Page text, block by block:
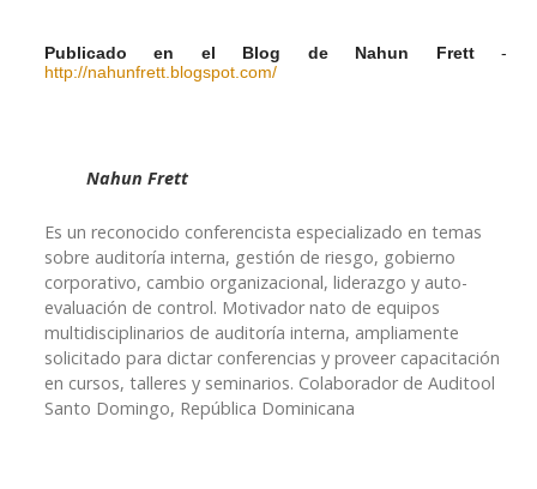
Publicado en el Blog de Nahun Frett-
http://nahunfrett.blogspot.com/
Nahun Frett
Es un reconocido conferencista especializado en temas
sobre auditoría interna, gestión de riesgo, gobierno
corporativo, cambio organizacional, liderazgo y auto-
evaluación de control. Motivador nato de equipos
multidisciplinarios de auditoría interna, ampliamente
solicitado para dictar conferencias y proveer capacitación
en cursos, talleres y seminarios. Colaborador de Auditool
Santo Domingo, República Dominicana